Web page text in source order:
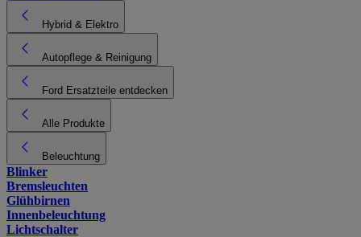
Hybrid & Elektro
Autopflege & Reinigung
Ford Ersatzteile entdecken
Alle Produkte
Beleuchtung
Blinker
Bremsleuchten
Glühbirnen
Innenbeleuchtung
Lichtschalter